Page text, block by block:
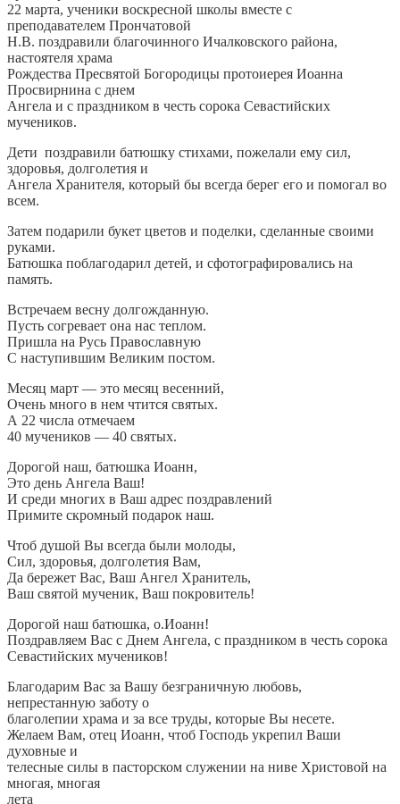
22 марта, ученики воскресной школы вместе с
преподавателем Прончатовой
Н.В. поздравили благочинного Ичалковского района,
настоятеля храма
Рождества Пресвятой Богородицы протоиерея Иоанна
Просвирнина с днем
Ангела и с праздником в честь сорока Севастийских
мучеников.
Дети поздравили батюшку стихами, пожелали ему сил,
здоровья, долголетия и
Ангела Хранителя, который бы всегда берег его и помогал во
всем.
Затем подарили букет цветов и поделки, сделанные своими
руками.
Батюшка поблагодарил детей, и сфотографировались на
память.
Встречаем весну долгожданную.
Пусть согревает она нас теплом.
Пришла на Русь Православную
С наступившим Великим постом.
Месяц март — это месяц весенний,
Очень много в нем чтится святых.
А 22 числа отмечаем
40 мучеников — 40 святых.
Дорогой наш, батюшка Иоанн,
Это день Ангела Ваш!
И среди многих в Ваш адрес поздравлений
Примите скромный подарок наш.
Чтоб душой Вы всегда были молоды,
Сил, здоровья, долголетия Вам,
Да бережет Вас, Ваш Ангел Хранитель,
Ваш святой мученик, Ваш покровитель!
Дорогой наш батюшка, о.Иоанн!
Поздравляем Вас с Днем Ангела, с праздником в честь сорока
Севастийских мучеников!
Благодарим Вас за Вашу безграничную любовь,
непрестанную заботу о
благолепии храма и за все труды, которые Вы несете.
Желаем Вам, отец Иоанн, чтоб Господь укрепил Ваши
духовные и
телесные силы в пасторском служении на ниве Христовой на
многая, многая
лета